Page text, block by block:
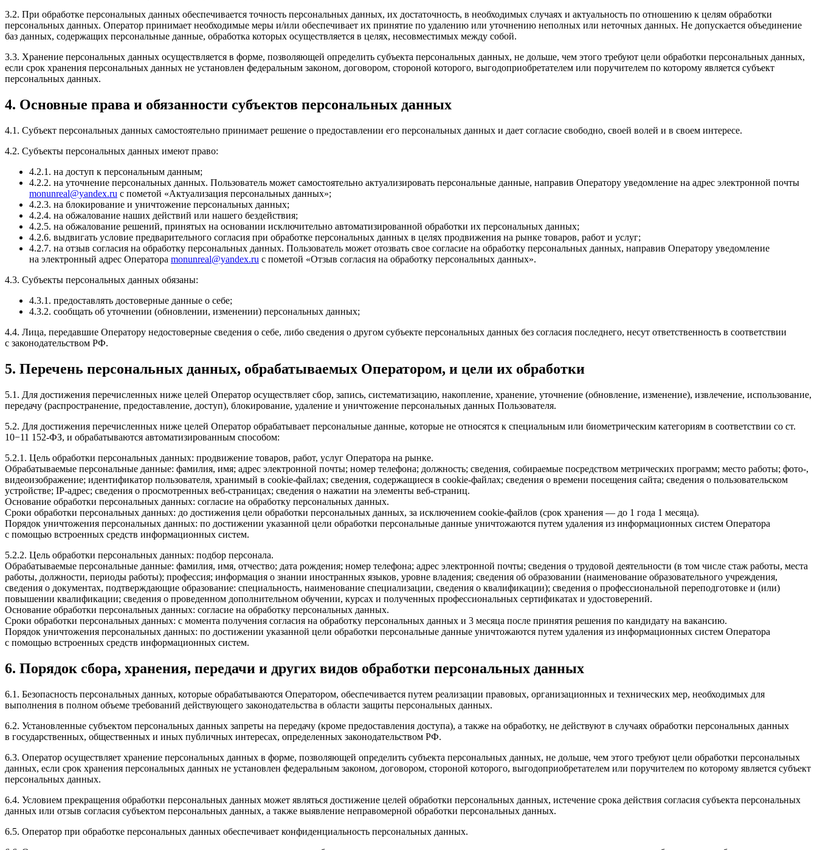
3.2. При обработке персональных данных обеспечивается точность персональных данных, их достаточность, в необходимых случаях и актуальность по отношению к целям обработки
персональных данных. Оператор принимает необходимые меры и/или обеспечивает их принятие по удалению или уточнению неполных или неточных данных. Не допускается объединение
баз данных, содержащих персональные данные, обработка которых осуществляется в целях, несовместимых между собой.
3.3. Хранение персональных данных осуществляется в форме, позволяющей определить субъекта персональных данных, не дольше, чем этого требуют цели обработки персональных данных,
если срок хранения персональных данных не установлен федеральным законом, договором, стороной которого, выгодоприобретателем или поручителем по которому является субъект
персональных данных.
4. Основные права и обязанности субъектов персональных данных
4.1. Субъект персональных данных самостоятельно принимает решение о предоставлении его персональных данных и дает согласие свободно, своей волей и в своем интересе.
4.2. Субъекты персональных данных имеют право:
4.2.1. на доступ к персональным данным;
4.2.2. на уточнение персональных данных. Пользователь может самостоятельно актуализировать персональные данные, направив Оператору уведомление на адрес электронной почты
monunreal@yandex.ru c пометой «Актуализация персональных данных»;
4.2.3. на блокирование и уничтожение персональных данных;
4.2.4. на обжалование наших действий или нашего бездействия;
4.2.5. на обжалование решений, принятых на основании исключительно автоматизированной обработки их персональных данных;
4.2.6. выдвигать условие предварительного согласия при обработке персональных данных в целях продвижения на рынке товаров, работ и услуг;
4.2.7. на отзыв согласия на обработку персональных данных. Пользователь может отозвать свое согласие на обработку персональных данных, направив Оператору уведомление
на электронный адрес Оператора monunreal@yandex.ru с пометой «Отзыв согласия на обработку персональных данных».
4.3. Субъекты персональных данных обязаны:
4.3.1. предоставлять достоверные данные о себе;
4.3.2. сообщать об уточнении (обновлении, изменении) персональных данных;
4.4. Лица, передавшие Оператору недостоверные сведения о себе, либо сведения о другом субъекте персональных данных без согласия последнего, несут ответственность в соответствии
с законодательством РФ.
5. Перечень персональных данных, обрабатываемых Оператором, и цели их обработки
5.1. Для достижения перечисленных ниже целей Оператор осуществляет сбор, запись, систематизацию, накопление, хранение, уточнение (обновление, изменение), извлечение, использование,
передачу (распространение, предоставление, доступ), блокирование, удаление и уничтожение персональных данных Пользователя.
5.2. Для достижения перечисленных ниже целей Оператор обрабатывает персональные данные, которые не относятся к специальным или биометрическим категориям в соответствии со ст.
10−11 152-ФЗ, и обрабатываются автоматизированным способом:
5.2.1. Цель обработки персональных данных: продвижение товаров, работ, услуг Оператора на рынке.
Обрабатываемые персональные данные: фамилия, имя; адрес электронной почты; номер телефона; должность; сведения, собираемые посредством метрических программ; место работы; фото-,
видеоизображение; идентификатор пользователя, хранимый в cookie-файлах; сведения, содержащиеся в cookie-файлах; сведения о времени посещения сайта; сведения о пользовательском
устройстве; IP-адрес; сведения о просмотренных веб-страницах; сведения о нажатии на элементы веб-страниц.
Основание обработки персональных данных: согласие на обработку персональных данных.
Сроки обработки персональных данных: до достижения цели обработки персональных данных, за исключением cookie-файлов (срок хранения — до 1 года 1 месяца).
Порядок уничтожения персональных данных: по достижении указанной цели обработки персональные данные уничтожаются путем удаления из информационных систем Оператора
с помощью встроенных средств информационных систем.
5.2.2. Цель обработки персональных данных: подбор персонала.
Обрабатываемые персональные данные: фамилия, имя, отчество; дата рождения; номер телефона; адрес электронной почты; сведения о трудовой деятельности (в том числе стаж работы, места
работы, должности, периоды работы); профессия; информация о знании иностранных языков, уровне владения; сведения об образовании (наименование образовательного учреждения,
сведения о документах, подтверждающие образование: специальность, наименование специализации, сведения о квалификации); сведения о профессиональной переподготовке и (или)
повышении квалификации; сведения о проведенном дополнительном обучении, курсах и полученных профессиональных сертификатах и удостоверений.
Основание обработки персональных данных: согласие на обработку персональных данных.
Сроки обработки персональных данных: с момента получения согласия на обработку персональных данных и 3 месяца после принятия решения по кандидату на вакансию.
Порядок уничтожения персональных данных: по достижении указанной цели обработки персональные данные уничтожаются путем удаления из информационных систем Оператора
с помощью встроенных средств информационных систем.
6. Порядок сбора, хранения, передачи и других видов обработки персональных данных
6.1. Безопасность персональных данных, которые обрабатываются Оператором, обеспечивается путем реализации правовых, организационных и технических мер, необходимых для
выполнения в полном объеме требований действующего законодательства в области защиты персональных данных.
6.2. Установленные субъектом персональных данных запреты на передачу (кроме предоставления доступа), а также на обработку, не действуют в случаях обработки персональных данных
в государственных, общественных и иных публичных интересах, определенных законодательством РФ.
6.3. Оператор осуществляет хранение персональных данных в форме, позволяющей определить субъекта персональных данных, не дольше, чем этого требуют цели обработки персональных
данных, если срок хранения персональных данных не установлен федеральным законом, договором, стороной которого, выгодоприобретателем или поручителем по которому является субъект
персональных данных.
6.4. Условием прекращения обработки персональных данных может являться достижение целей обработки персональных данных, истечение срока действия согласия субъекта персональных
данных или отзыв согласия субъектом персональных данных, а также выявление неправомерной обработки персональных данных.
6.5. Оператор при обработке персональных данных обеспечивает конфиденциальность персональных данных.